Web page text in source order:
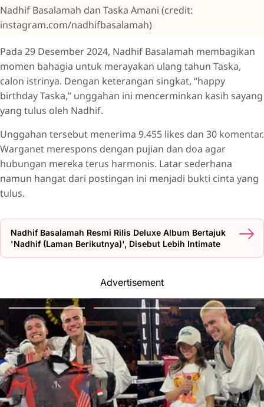
Nadhif Basalamah dan Taska Amani (credit:
instagram.com/nadhifbasalamah)
Pada 29 Desember 2024, Nadhif Basalamah membagikan
momen bahagia untuk merayakan ulang tahun Taska,
calon istrinya. Dengan keterangan singkat, “happy
birthday Taska,” unggahan ini mencerminkan kasih sayang
yang tulus oleh Nadhif.
Unggahan tersebut menerima 9.455 likes dan 30 komentar.
Warganet merespons dengan pujian dan doa agar
hubungan mereka terus harmonis. Latar sederhana
namun hangat dari postingan ini menjadi bukti cinta yang
tulus.
Nadhif Basalamah Resmi Rilis Deluxe Album Bertajuk
'Nadhif (Laman Berikutnya)', Disebut Lebih Intimate
Advertisement